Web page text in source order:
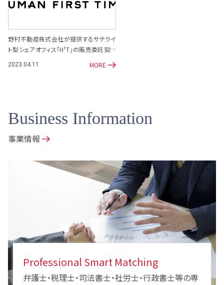
野村不動産株式会社が提供するサテライ
ト型シェアオフィス「H¹T」の販売委託契約
2023.04.11 MORE
Business Information
事業情報
Professional Smart Matching
弁護士・税理士・司法書士・社労士・行政書士等の専